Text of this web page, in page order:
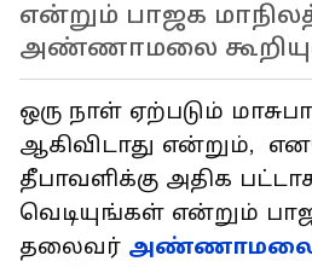
என்றும் பாஜக
அண்ணாமலை
ஒரு நாள் ஏற்படும்
ஆகிவிடாது என்றும்,
தீபாவளிக்கு அதிக
வெடியுங்கள் என்றும்
தலைவர்